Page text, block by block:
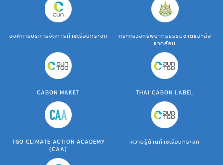
องค์การบริหารจัดการก๊าซเรือนกระจก
กระทรวงทรัพยากรธรรมชาติและสิ่ง
แวดล้อม
CABON MAKET THAI CABON LABEL
TGO CLIMATE ACTION ACADEMY
(CAA)
ความรู้ด้านก๊าซเรือนกระจก